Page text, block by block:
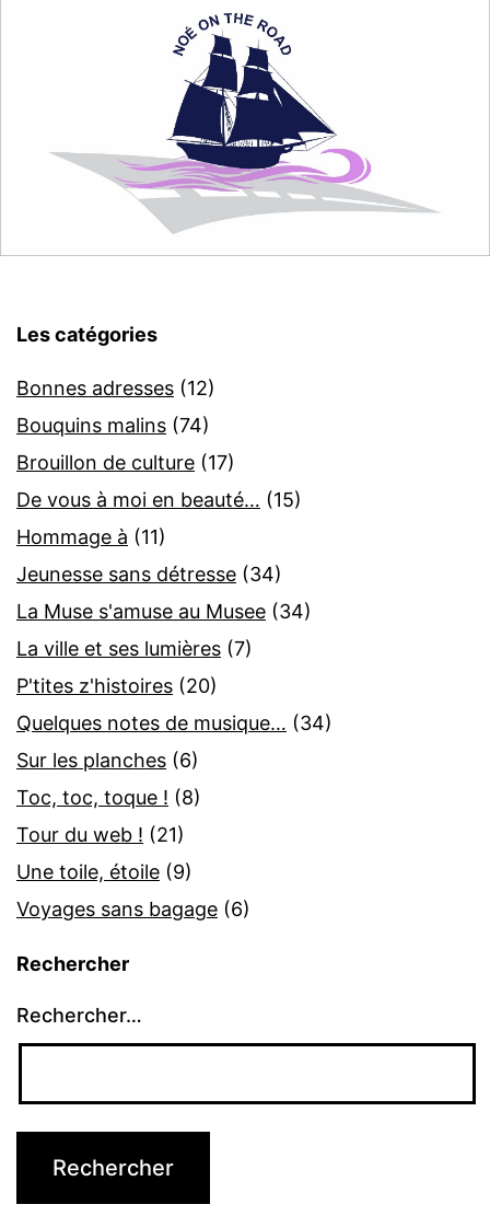
Les catégories
Bonnes adresses (12)
Bouquins malins (74)
Brouillon de culture (17)
De vous à moi en beauté… (15)
Hommage à (11)
Jeunesse sans détresse (34)
La Muse s'amuse au Musee (34)
La ville et ses lumières (7)
P'tites z'histoires (20)
Quelques notes de musique… (34)
Sur les planches (6)
Toc, toc, toque ! (8)
Tour du web ! (21)
Une toile, étoile (9)
Voyages sans bagage (6)
Rechercher
Rechercher…